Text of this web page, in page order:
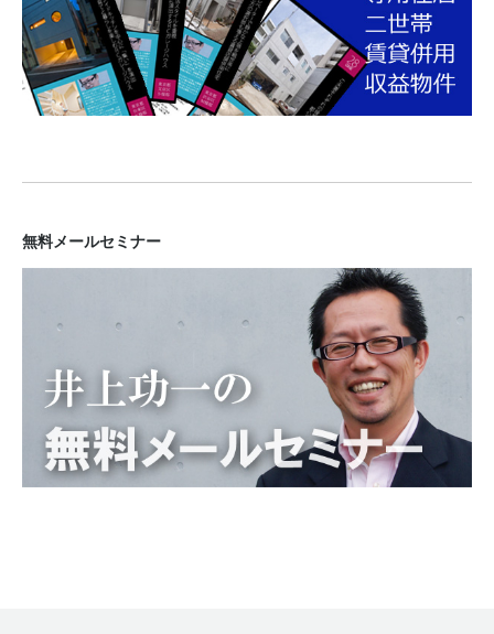
無料メールセミナー